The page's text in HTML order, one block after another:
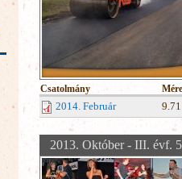
Csatolmány
2014. Február
2013. Október - III. évf.